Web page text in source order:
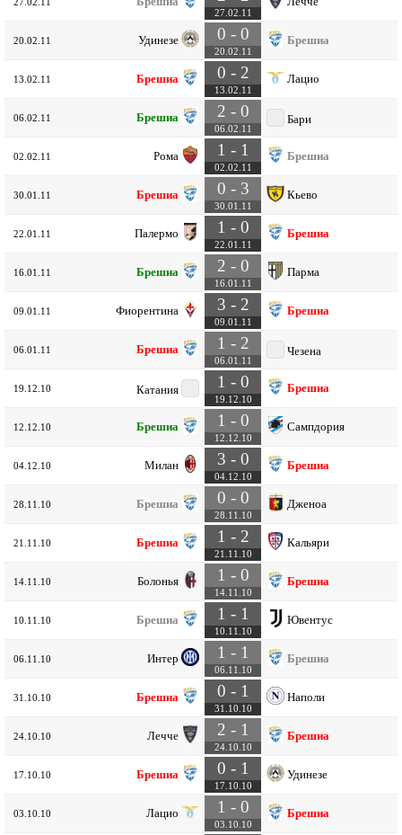
27.02.11
20.02.11 Удинезе 0 - 0
20.02.11
Брешиа
13.02.11 Брешиа 0 - 2
13.02.11
Лацио
06.02.11 Брешиа 2 - 0
06.02.11
Бари
02.02.11 Рома 1 - 1
02.02.11
Брешиа
30.01.11 Брешиа 0 - 3
30.01.11
Кьево
22.01.11 Палермо 1 - 0
22.01.11
Брешиа
16.01.11 Брешиа 2 - 0
16.01.11
Парма
09.01.11 Фиорентина 3 - 2
09.01.11
Брешиа
06.01.11 Брешиа 1 - 2
06.01.11
Чезена
19.12.10 Катания 1 - 0
19.12.10
Брешиа
12.12.10 Брешиа 1 - 0
12.12.10
Сампдория
04.12.10 Милан 3 - 0
04.12.10
Брешиа
28.11.10 Брешиа 0 - 0
28.11.10
Дженоа
21.11.10 Брешиа 1 - 2
21.11.10
Кальяри
14.11.10 Болонья 1 - 0
14.11.10
Брешиа
10.11.10 Брешиа 1 - 1
10.11.10
Ювентус
06.11.10 Интер 1 - 1
06.11.10
Брешиа
31.10.10 Брешиа 0 - 1
31.10.10
Наполи
24.10.10 Лечче 2 - 1
24.10.10
Брешиа
17.10.10 Брешиа 0 - 1
17.10.10
Удинезе
03.10.10 Лацио 1 - 0
03.10.10
Брешиа